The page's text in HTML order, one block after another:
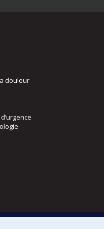
douleur
nucléaire